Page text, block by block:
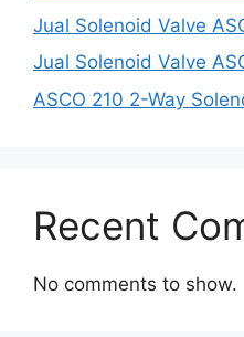
Jual Solenoid Valve
Jual Solenoid Valve
ASCO 210 2-Way
Recent
No comments to show.